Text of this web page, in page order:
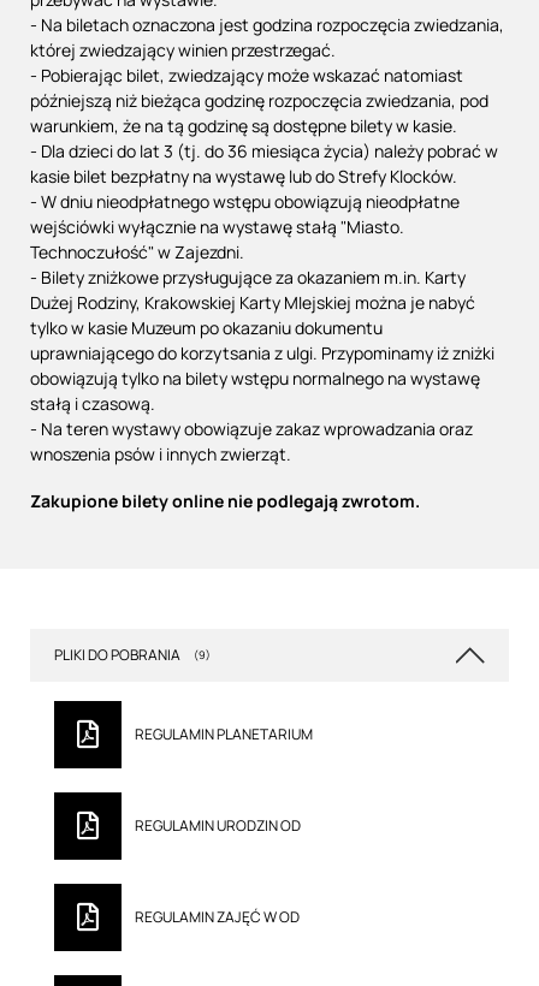
- Na biletach oznaczona jest godzina rozpoczęcia zwiedzania,
której zwiedzający winien przestrzegać.
- Pobierając bilet, zwiedzający może wskazać natomiast
późniejszą niż bieżąca godzinę rozpoczęcia zwiedzania, pod
warunkiem, że na tą godzinę są dostępne bilety w kasie.
- Dla dzieci do lat 3 (tj. do 36 miesiąca życia) należy pobrać w
kasie bilet bezpłatny na wystawę lub do Strefy Klocków.
- W dniu nieodpłatnego wstępu obowiązują nieodpłatne
wejściówki wyłącznie na wystawę stałą "Miasto.
Technoczułość" w Zajezdni.
- Bilety zniżkowe przysługujące za okazaniem m.in. Karty
Dużej Rodziny, Krakowskiej Karty MIejskiej można je nabyć
tylko w kasie Muzeum po okazaniu dokumentu
uprawniającego do korzytsania z ulgi. Przypominamy iż zniżki
obowiązują tylko na bilety wstępu normalnego na wystawę
stałą i czasową.
- Na teren wystawy obowiązuje zakaz wprowadzania oraz
wnoszenia psów i innych zwierząt.
Zakupione bilety online nie podlegają zwrotom.
PLIKI DO POBRANIA (9)
REGULAMIN PLANETARIUM
REGULAMIN URODZIN OD
REGULAMIN ZAJĘĆ W OD